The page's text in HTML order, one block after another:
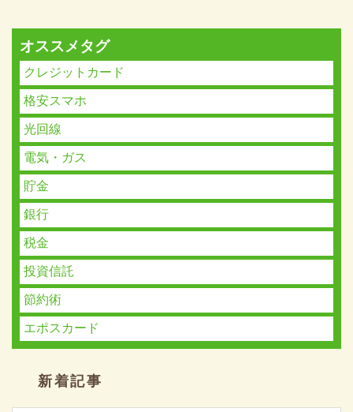
オススメタグ
クレジットカード
格安スマホ
光回線
電気・ガス
貯金
銀行
税金
投資信託
節約術
エポスカード
新着記事